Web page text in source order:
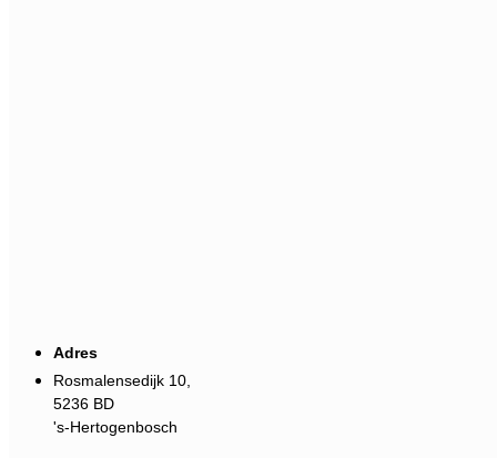
Adres
Rosmalensedijk 10,
5236 BD
's-Hertogenbosch